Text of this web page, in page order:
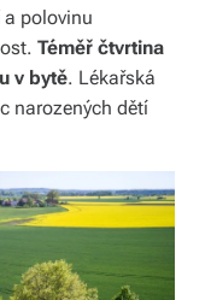
a polovinu
Téměř čtvrtina
v bytě. Lékařská
narozených dětí